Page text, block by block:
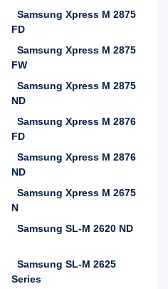
Samsung Xpress M 2875
FD
Samsung Xpress M 2875
FW
Samsung Xpress M 2875
ND
Samsung Xpress M 2876
FD
Samsung Xpress M 2876
ND
Samsung Xpress M 2675
N
Samsung SL-M 2620 ND
Samsung SL-M 2625
Series